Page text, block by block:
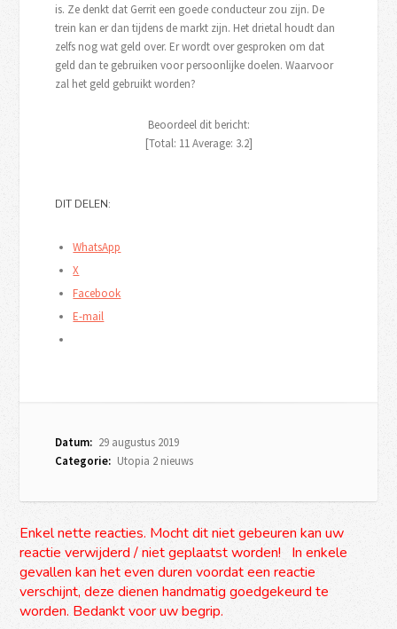
is. Ze denkt dat Gerrit een goede conducteur zou zijn. De
trein kan er dan tijdens de markt zijn. Het drietal houdt dan
zelfs nog wat geld over. Er wordt over gesproken om dat
geld dan te gebruiken voor persoonlijke doelen. Waarvoor
zal het geld gebruikt worden?
Beoordeel dit bericht:
[Total: 11Average: 3.2]
DIT DELEN:
WhatsApp
X
Facebook
E-mail
Datum: 29 augustus 2019
Categorie: Utopia 2 nieuws
Enkel nette reacties. Mocht dit niet gebeuren kan uw
reactie verwijderd / niet geplaatst worden! In enkele
gevallen kan het even duren voordat een reactie
verschijnt, deze dienen handmatig goedgekeurd te
worden. Bedankt voor uw begrip.